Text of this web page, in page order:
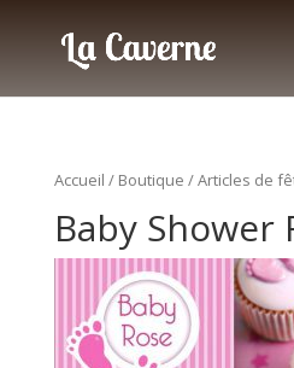
Accueil / Boutique /Articles de
Baby Shower